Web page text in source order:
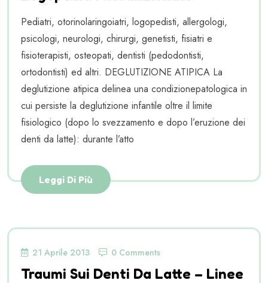
Pediatri, otorinolaringoiatri, logopedisti, allergologi,
psicologi, neurologi, chirurgi, genetisti, fisiatri e
fisioterapisti, osteopati, dentisti (pedodontisti,
ortodontisti) ed altri. DEGLUTIZIONE ATIPICA La
deglutizione atipica delinea una condizionepatologica in
cui persiste la deglutizione infantile oltre il limite
fisiologico (dopo lo svezzamento e dopo l’eruzione dei
denti da latte): durante l’atto
Leggi Di Più
21 Aprile 2013 0 Comments
Traumi Sui Denti Da Latte – Linee